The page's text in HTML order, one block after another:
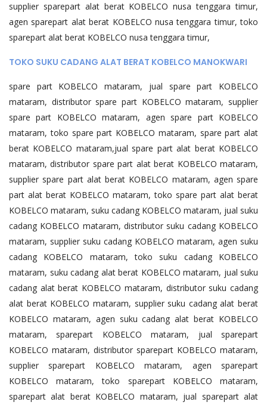
supplier sparepart alat berat KOBELCO nusa tenggara timur,
agen sparepart alat berat KOBELCO nusa tenggara timur, toko
sparepart alat berat KOBELCO nusa tenggara timur,
TOKO SUKU CADANG ALAT BERAT KOBELCO MANOKWARI
spare part KOBELCO mataram, jual spare part KOBELCO
mataram, distributor spare part KOBELCO mataram, supplier
spare part KOBELCO mataram, agen spare part KOBELCO
mataram, toko spare part KOBELCO mataram, spare part alat
berat KOBELCO mataram,jual spare part alat berat KOBELCO
mataram, distributor spare part alat berat KOBELCO mataram,
supplier spare part alat berat KOBELCO mataram, agen spare
part alat berat KOBELCO mataram, toko spare part alat berat
KOBELCO mataram, suku cadang KOBELCO mataram, jual suku
cadang KOBELCO mataram, distributor suku cadang KOBELCO
mataram, supplier suku cadang KOBELCO mataram, agen suku
cadang KOBELCO mataram, toko suku cadang KOBELCO
mataram, suku cadang alat berat KOBELCO mataram, jual suku
cadang alat berat KOBELCO mataram, distributor suku cadang
alat berat KOBELCO mataram, supplier suku cadang alat berat
KOBELCO mataram, agen suku cadang alat berat KOBELCO
mataram, sparepart KOBELCO mataram, jual sparepart
KOBELCO mataram, distributor sparepart KOBELCO mataram,
supplier sparepart KOBELCO mataram, agen sparepart
KOBELCO mataram, toko sparepart KOBELCO mataram,
sparepart alat berat KOBELCO mataram, jual sparepart alat